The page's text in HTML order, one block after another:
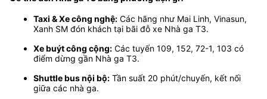
Taxi & Xe công nghệ: Các hãng như Mai Linh, Vinasun,
Xanh SM đón khách tại bãi đỗ xe Nhà ga T3.
Xe buýt công cộng: Các tuyến 109, 152, 72-1, 103 có
điểm dừng gần Nhà ga T3.
Shuttle bus nội bộ: Tần suất 20 phút/chuyến, kết nối
giữa các nhà ga.